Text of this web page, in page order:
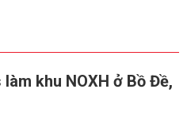
khu NOXH ở Bồ Đề,